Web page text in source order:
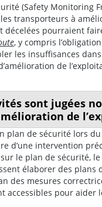
(Safety Monitoring
transporteurs à
pourraient
, y compris
les insuffisances
de
sont jugées
de
plan de sécurité lors
d’une intervention
le plan de sécurité,
élaborer des plans
des mesures
accessibles pour aider